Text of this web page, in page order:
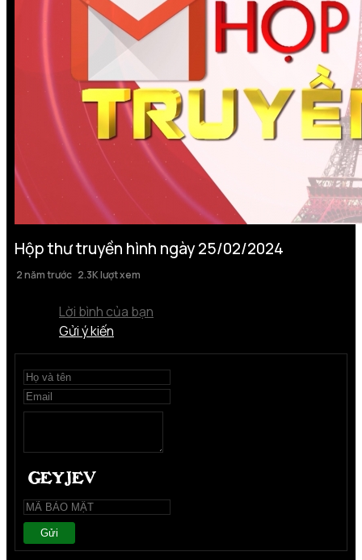
Hộp thư truyền hình ngày 25/02/2024
2 năm trước 2.3K lượt xem
Lời bình của bạn
Gửi ý kiến
Gửi